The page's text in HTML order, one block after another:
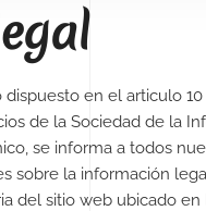
en el articulo
de la Sociedad de la
se informa a todos
sobre la información
del sitio web ubicado